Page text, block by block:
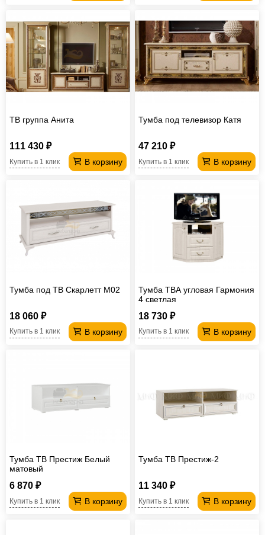
ТВ группа Анита
111 430 ₽
В корзину
Купить в 1 клик
Тумба под телевизор Катя
47 210 ₽
В корзину
Купить в 1 клик
Тумба под ТВ Скарлетт М02
18 060 ₽
В корзину
Купить в 1 клик
Тумба ТВА угловая Гармония
4 светлая
18 730 ₽
В корзину
Купить в 1 клик
Тумба ТВ Престиж Белый
матовый
6 870 ₽
В корзину
Купить в 1 клик
Тумба ТВ Престиж-2
11 340 ₽
В корзину
Купить в 1 клик